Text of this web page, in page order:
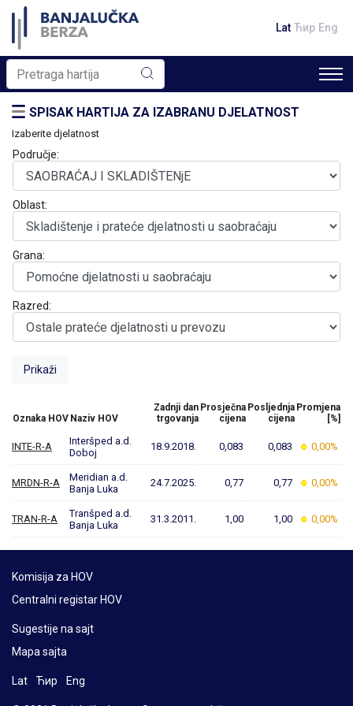
Lat Ћир Eng
SPISAK HARTIJA ZA IZABRANU DJELATNOST
Izaberite djelatnost
Područje:
Oblast:
Grana:
Razred:
Oznaka HOV Naziv HOV
Zadnji dan
trgovanja
Prosječna
cijena
Posljednja
cijena
Promjena
[%]
INTE-R-A
Interšped a.d.
Doboj
18.9.2018. 0,083 0,083 0,00%
MRDN-R-A
Meridian a.d.
Banja Luka
24.7.2025. 0,77 0,77 0,00%
TRAN-R-A
Tranšped a.d.
Banja Luka
31.3.2011. 1,00 1,00 0,00%
Komisija za HOV
Centralni registar HOV
Sugestije na sajt
Mapa sajta
Lat Ћир Eng